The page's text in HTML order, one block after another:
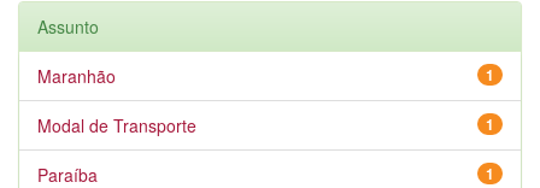
Assunto
1
Maranhão
1
Modal de Transporte
1
Paraíba